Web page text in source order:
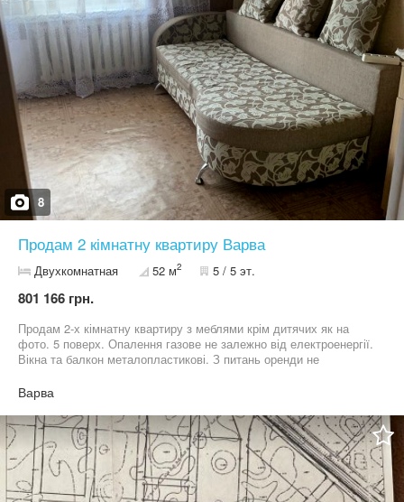
8
Продам 2 кімнатну квартиру Варва
Двухкомнатная 52 м2 5 / 5 эт.
801 166 грн.
Продам 2-х кімнатну квартиру з меблями крім дитячих як на
фото. 5 поверх. Опалення газове не залежно від електроенергії.
Вікна та балкон металопластикові. З питань оренди не
Варва